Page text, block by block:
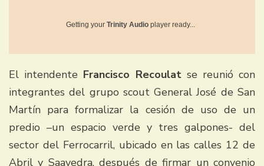
Getting your Trinity Audio player ready...
El intendente Francisco Recoulatse reunió con
integrantes del grupo scout General José de San
Martín para formalizar la cesión de uso de un
predio –un espacio verde y tres galpones- del
sector del Ferrocarril, ubicado en las calles 12 de
Abril y Saavedra, después de firmar un convenio